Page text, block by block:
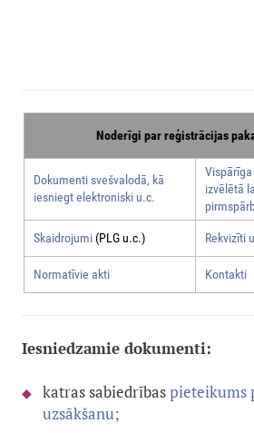
Noderīgi par reģistrācijas
Dokumenti svešvalodā, kā
iesniegt elektroniski u.c.
izvēlētā
Skaidrojumi(PLG u.c.) Rekvizīti
Normatīvie akti Kontakti
Iesniedzamie dokumenti:
katras sabiedrībaspieteikums
uzsākšanu;